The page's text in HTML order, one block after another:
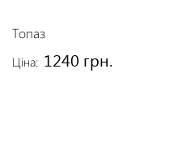
Топаз
Ціна: 1240 грн.